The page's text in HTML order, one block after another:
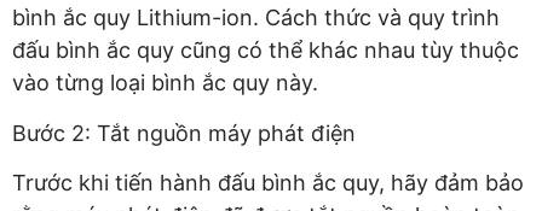
bình ắc quy Lithium-ion. Cách thức và quy trình
đấu bình ắc quy cũng có thể khác nhau tùy thuộc
vào từng loại bình ắc quy này.
Bước 2: Tắt nguồn máy phát điện
Trước khi tiến hành đấu bình ắc quy, hãy đảm bảo